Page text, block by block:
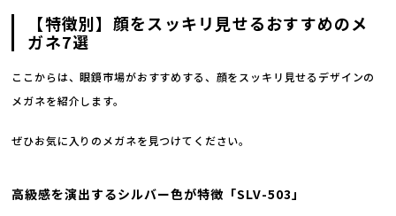
【特徴別】顔をスッキリ見せるおすすめのメ
ガネ7選
ここからは、眼鏡市場がおすすめする、顔をスッキリ見せるデザインの
メガネを紹介します。
ぜひお気に入りのメガネを見つけてください。
高級感を演出するシルバー色が特徴「SLV-503」